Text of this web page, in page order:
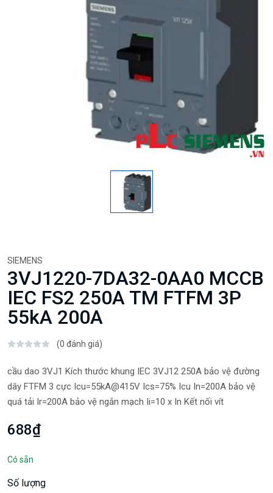
SIEMENS
3VJ1220-7DA32-0AA0 MCCB
IEC FS2 250A TM FTFM 3P
55kA 200A
(0 đánh giá)
cầu dao 3VJ1 Kích thước khung IEC 3VJ12 250A bảo vệ đường
dây FTFM 3 cực Icu=55kA@415V Ics=75% Icu In=200A bảo vệ
quá tải Ir=200A bảo vệ ngắn mạch Ii=10 x In Kết nối vít
688₫
Có sẵn
Số lượng